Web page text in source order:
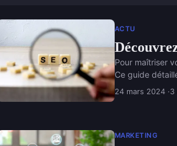
ACTU
Pour maîtriser
Ce guide
24 mars 2024 3
MARKETING